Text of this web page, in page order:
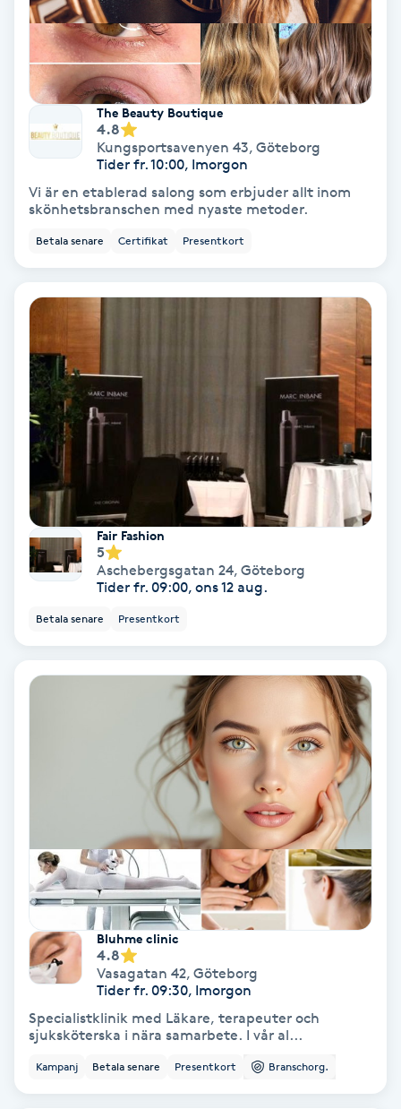
Kinesisk medicin
Kiropraktik
Klangmassage
Klippning
Klippning & Slingor
Koppningsmassage
Kosmetisk tatuering
Kostrådgivning
Kroppsinpackning
Kroppspeeling
Käkledsbehandling
Liktornar
LPG
LPG-behandling
LPG-massage
Luggklippning
The Beauty Boutique
4.8
Kungsportsavenyen 43, Göteborg
Tider fr. 10:00, Imorgon
Vi är en etablerad salong som erbjuder allt inom
skönhetsbranschen med nyaste metoder.
Betala senare Certifikat Presentkort
Fair Fashion
5
Aschebergsgatan 24, Göteborg
Tider fr. 09:00, ons 12 aug.
Betala senare Presentkort
Bluhme clinic
4.8
Vasagatan 42, Göteborg
Tider fr. 09:30, Imorgon
Specialistklinik med Läkare, terapeuter och
sjuksköterska i nära samarbete. I vår al...
Kampanj Betala senare Presentkort Branschorg.